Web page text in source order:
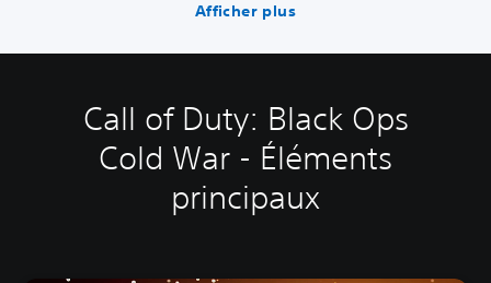
Afficher plus
Call of Duty: Black Ops
Cold War - Éléments
principaux